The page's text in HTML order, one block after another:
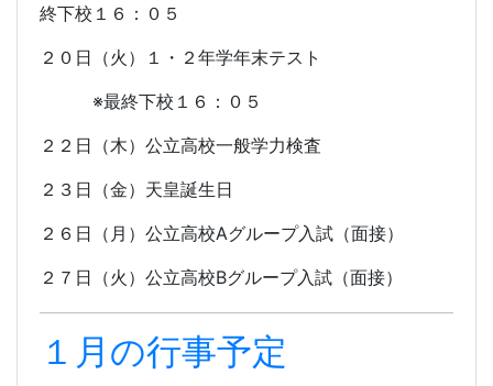
終下校１６：０５
２０日（火）１・２年学年末テスト
※最終下校１６：０５
２２日（木）公立高校一般学力検査
２３日（金）天皇誕生日
２６日（月）公立高校Aグループ入試（面接）
２７日（火）公立高校Bグループ入試（面接）
１月の行事予定